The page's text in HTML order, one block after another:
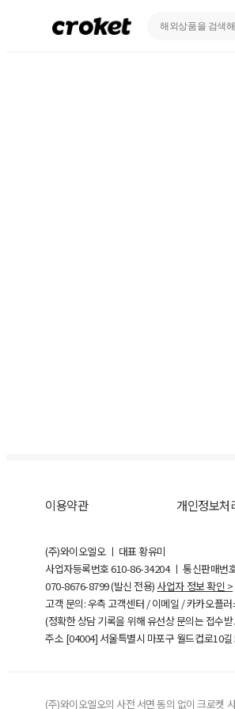
이용약관 개인정보처
(주)와이오엘오 ㅣ 대표 황유미
사업자등록번호610-86-34204ㅣ 통신판매번
070-8676-8799 (발신 전용) 사업자 정보 확인 >
고객 문의: 우측 고객센터 / 이메일 / 카카오플
(정확한 상담 기록을 위해 유선상 문의는 접수
주소 [04004] 서울특별시 마포구 월드컵로10길
(주)와이오엘오의 사전 서면 동의 없이 크로켓